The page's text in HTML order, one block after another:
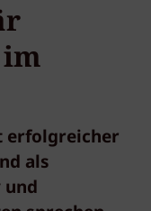
erfolgreicher
als